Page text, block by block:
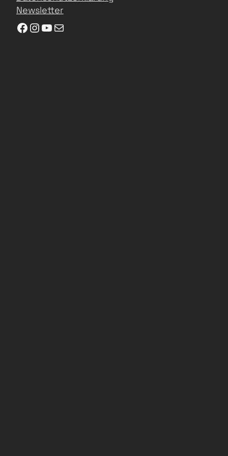
Newsletter
Facebook
Instagram
YouTube
E-Mail